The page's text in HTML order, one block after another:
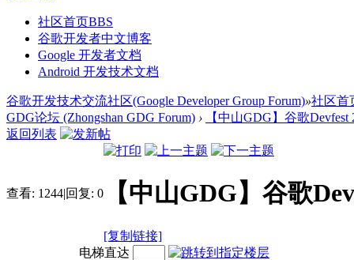
社区首页BBS
谷歌开发者中文博客
Google 开发者文档
Android 开发技术文档
谷歌开发技术交流社区(Google Developer Group Forum)»社区首
GDG论坛 (Zhongshan GDG Forum) ›
【中山GDG】谷歌
返回列表
查看: 1244|回复: 0 【中山GDG】谷歌
[复制链接]
电梯直达